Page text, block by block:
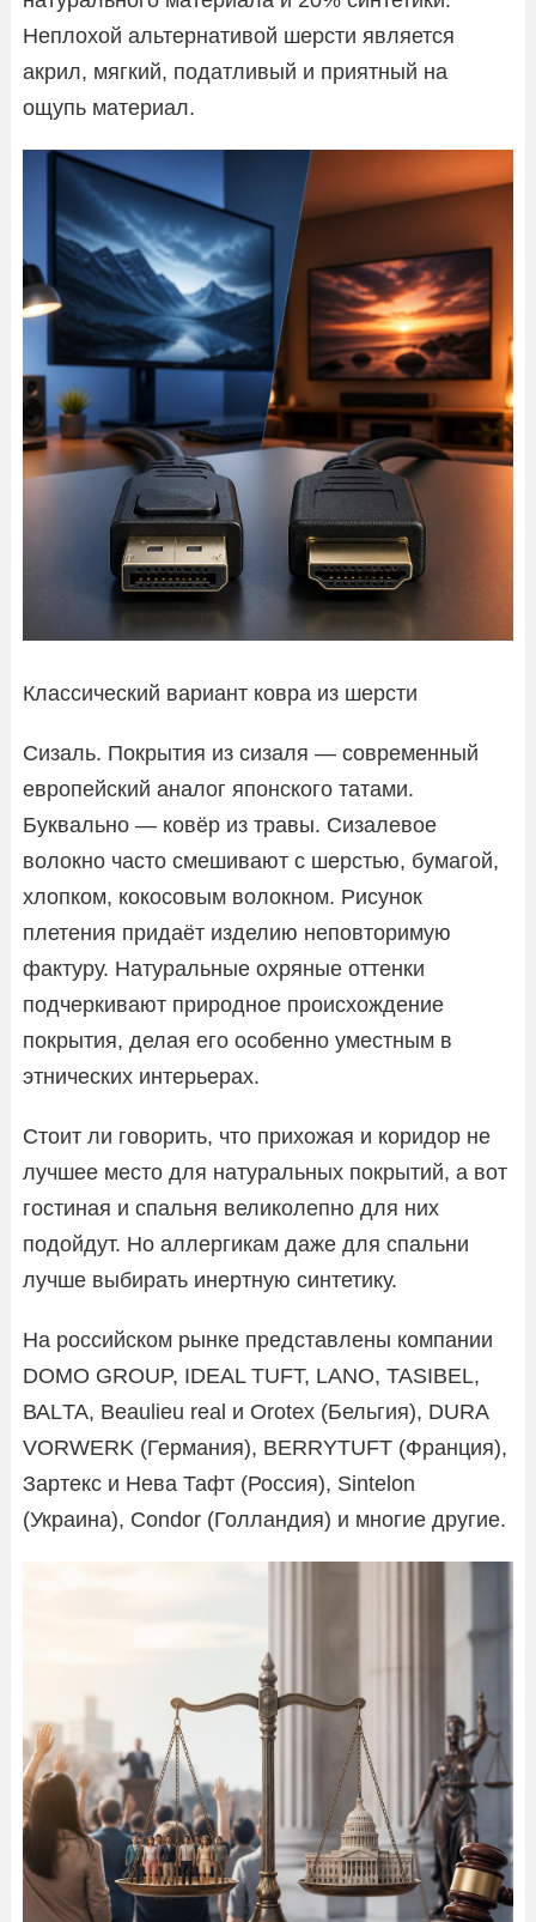
Неплохой альтернативой шерсти является
акрил, мягкий, податливый и приятный на
ощупь материал.
Классический вариант ковра из шерсти
Сизаль. Покрытия из сизаля — современный
европейский аналог японского татами.
Буквально — ковёр из травы. Сизалевое
волокно часто смешивают с шерстью, бумагой,
хлопком, кокосовым волокном. Рисунок
плетения придаёт изделию неповторимую
фактуру. Натуральные охряные оттенки
подчеркивают природное происхождение
покрытия, делая его особенно уместным в
этнических интерьерах.
Стоит ли говорить, что прихожая и коридор не
лучшее место для натуральных покрытий, а вот
гостиная и спальня великолепно для них
подойдут. Но аллергикам даже для спальни
лучше выбирать инертную синтетику.
На российском рынке представлены компании
DOMO GROUP, IDEAL TUFT, LANO, TASIBEL,
ВАLТА, Beaulieu real и Orotex (Бельгия), DURA
VORWERK (Германия), BERRYTUFT (Франция),
Зартекс и Нева Тафт (Россия), Sintelon
(Украина), Condor (Голландия) и многие другие.